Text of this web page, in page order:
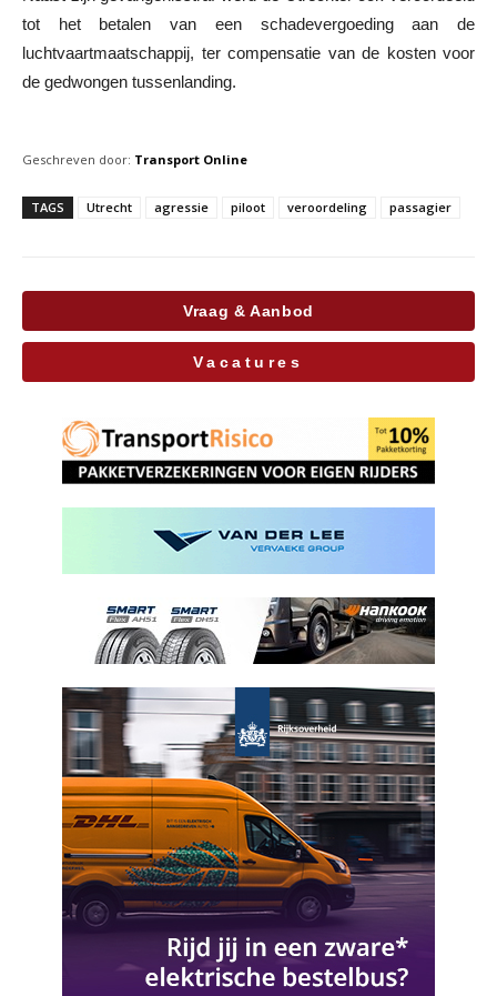
tot het betalen van een schadevergoeding aan de
luchtvaartmaatschappij, ter compensatie van de kosten voor
de gedwongen tussenlanding.
Geschreven door: Transport Online
TAGS Utrecht agressie piloot veroordeling passagier
Vraag & Aanbod
Vacatures